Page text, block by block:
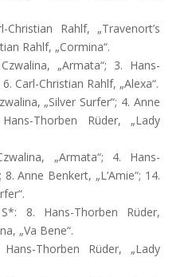
Rahlf, „Travenort’s
Rahlf, „Cormina“.
„Armata“; 3. Hans-
Carl-Christian Rahlf, „Alexa“.
„Silver Surfer“; 4. Anne
Thorben Rüder, „Lady
„Armata“; 4. Hans-
Anne Benkert, „L’Amie“; 14.
8. Hans-Thorben Rüder,
„Va Bene“.
Thorben Rüder, „Lady